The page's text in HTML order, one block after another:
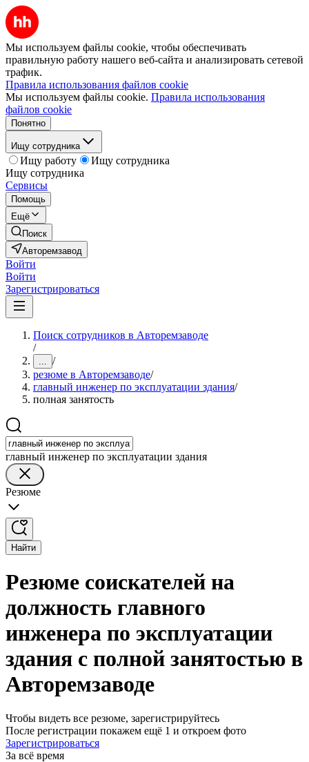
Мы используем файлы cookie, чтобы обеспечивать
правильную работу нашего веб-сайта и анализировать сетевой
трафик.
Правила использования файлов cookie
Мы используем файлы cookie. Правила использования
файлов cookie
Понятно
Ищу сотрудника
Ищу работу
Ищу сотрудника
Ищу сотрудника
Сервисы
Помощь
Ещё
Поиск
Авторемзавод
Войти
Войти
Зарегистрироваться
Поиск сотрудников в Авторемзаводе
/
... /
резюме в Авторемзаводе/
главный инженер по эксплуатации здания/
полная занятость
главный инженер по эксплуатации здания
Резюме
Найти
Резюме соискателей на
должность главного
инженера по эксплуатации
здания с полной занятостью в
Авторемзаводе
Чтобы видеть все резюме, зарегистрируйтесь
После регистрации покажем ещё 1 и откроем фото
Зарегистрироваться
За всё время